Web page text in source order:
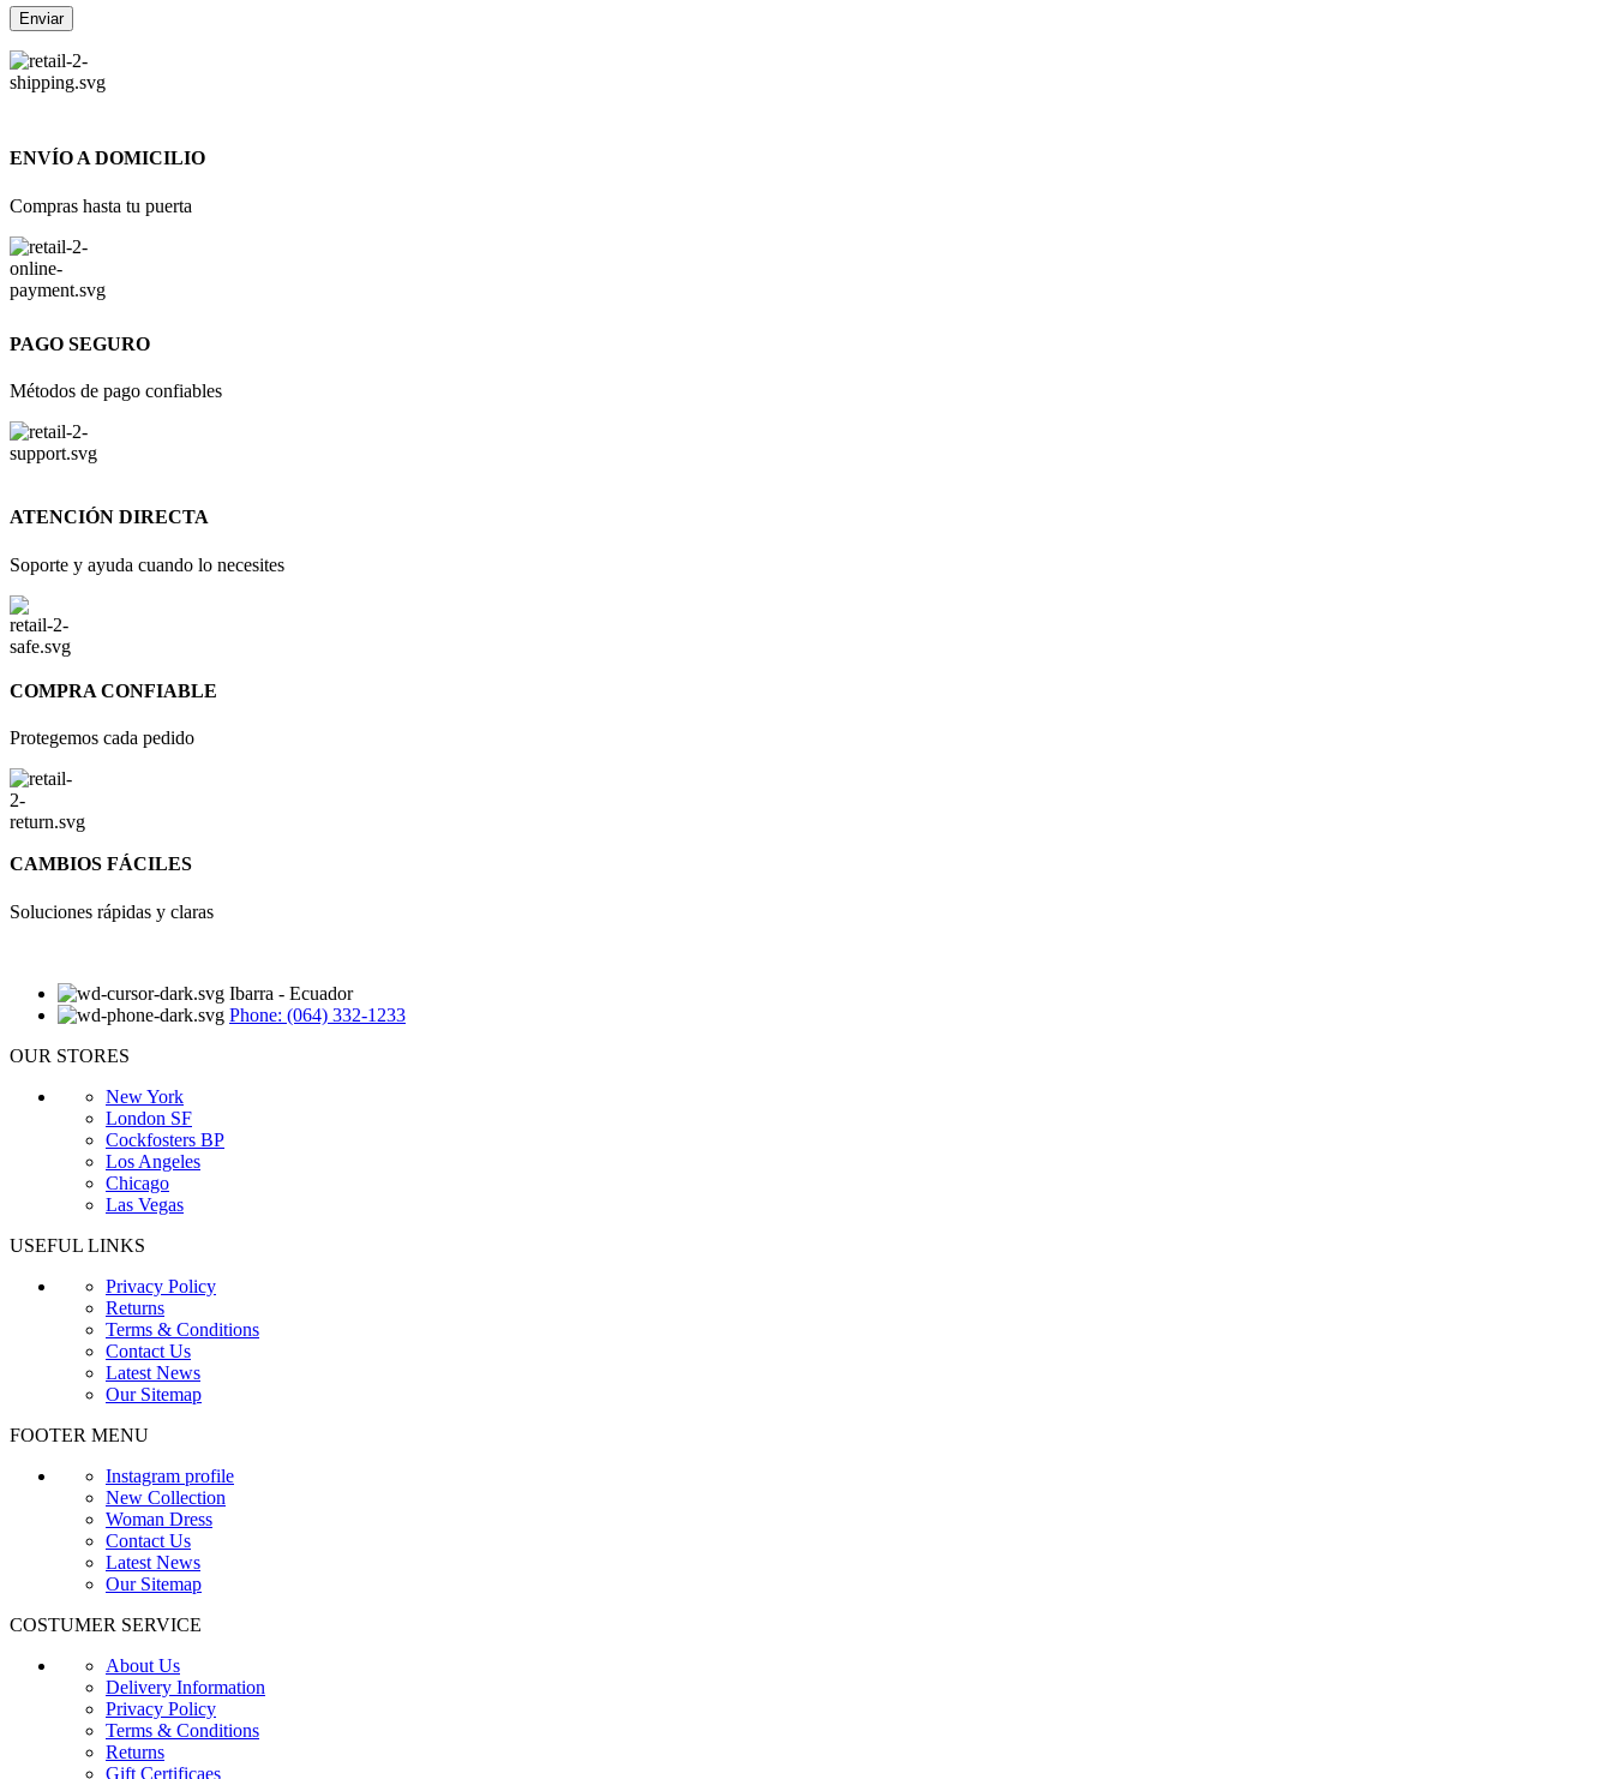
ENVÍO A DOMICILIO
Compras hasta tu puerta
PAGO SEGURO
Métodos de pago confiables
ATENCIÓN DIRECTA
Soporte y ayuda cuando lo necesites
COMPRA CONFIABLE
Protegemos cada pedido
CAMBIOS FÁCILES
Soluciones rápidas y claras
Ibarra - Ecuador
Phone: (064) 332-1233
OUR STORES
New York
London SF
Cockfosters BP
Los Angeles
Chicago
Las Vegas
USEFUL LINKS
Privacy Policy
Returns
Terms & Conditions
Contact Us
Latest News
Our Sitemap
FOOTER MENU
Instagram profile
New Collection
Woman Dress
Contact Us
Latest News
Our Sitemap
COSTUMER SERVICE
About Us
Delivery Information
Privacy Policy
Terms & Conditions
Returns
Gift Certificaes